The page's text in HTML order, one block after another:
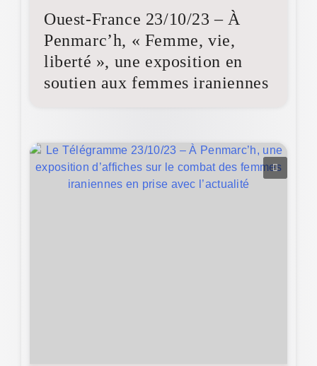
Ouest-France 23/10/23 – À
Penmarc’h, « Femme, vie,
liberté », une exposition en
soutien aux femmes iraniennes